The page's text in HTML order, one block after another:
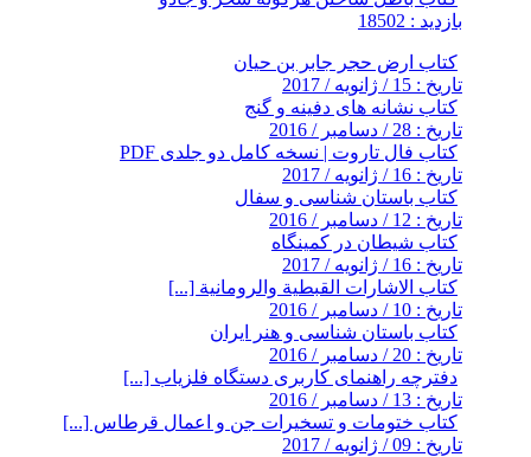
بازدید : 18502
کتاب ارض حجر جابر بن حیان
تاریخ : 15 / ژانویه / 2017
کتاب نشانه های دفینه و گنج
تاریخ : 28 / دسامبر / 2016
کتاب فال تاروت | نسخه کامل دو جلدی PDF
تاریخ : 16 / ژانویه / 2017
کتاب باستان شناسی و سفال
تاریخ : 12 / دسامبر / 2016
کتاب شیطان در کمینگاه
تاریخ : 16 / ژانویه / 2017
کتاب الاشارات القبطية والرومانية [...]
تاریخ : 10 / دسامبر / 2016
کتاب باستان شناسی و هنر ایران
تاریخ : 20 / دسامبر / 2016
دفترچه راهنمای کاربری دستگاه فلزیاب [...]
تاریخ : 13 / دسامبر / 2016
کتاب ختومات و تسخیرات جن و اعمال قرطاس [...]
تاریخ : 09 / ژانویه / 2017